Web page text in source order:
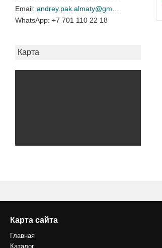
+7 701 110 22 18
Карта
Карта сайта
Главная
Каталог